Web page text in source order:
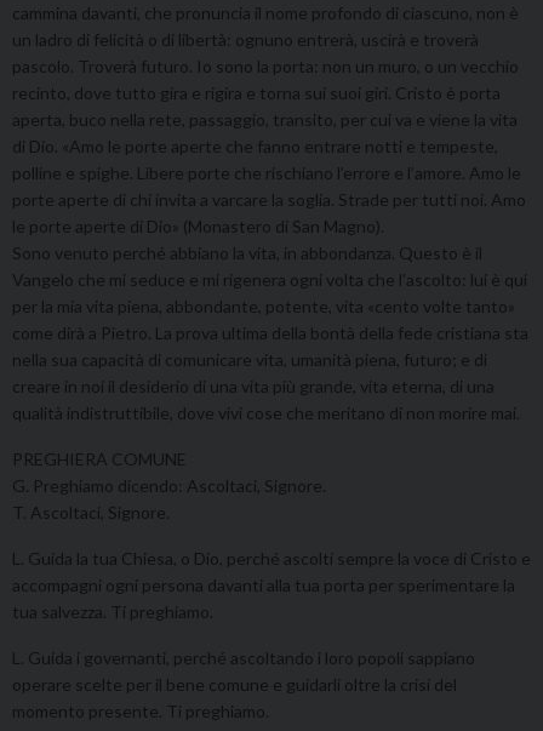
cammina davanti, che pronuncia il nome profondo di ciascuno, non è
un ladro di felicità o di libertà: ognuno entrerà, uscirà e troverà
pascolo. Troverà futuro. Io sono la porta: non un muro, o un vecchio
recinto, dove tutto gira e rigira e torna sui suoi giri. Cristo è porta
aperta, buco nella rete, passaggio, transito, per cui va e viene la vita
di Dio. «Amo le porte aperte che fanno entrare notti e tempeste,
polline e spighe. Libere porte che rischiano l’errore e l’amore. Amo le
porte aperte di chi invita a varcare la soglia. Strade per tutti noi. Amo
le porte aperte di Dio» (Monastero di San Magno).
Sono venuto perché abbiano la vita, in abbondanza. Questo è il
Vangelo che mi seduce e mi rigenera ogni volta che l’ascolto: lui è qui
per la mia vita piena, abbondante, potente, vita «cento volte tanto»
come dirà a Pietro. La prova ultima della bontà della fede cristiana sta
nella sua capacità di comunicare vita, umanità piena, futuro; e di
creare in noi il desiderio di una vita più grande, vita eterna, di una
qualità indistruttibile, dove vivi cose che meritano di non morire mai.
PREGHIERA COMUNE
G. Preghiamo dicendo: Ascoltaci, Signore.
T. Ascoltaci, Signore.
L. Guida la tua Chiesa, o Dio, perché ascolti sempre la voce di Cristo e
accompagni ogni persona davanti alla tua porta per sperimentare la
tua salvezza. Ti preghiamo.
L. Guida i governanti, perché ascoltando i loro popoli sappiano
operare scelte per il bene comune e guidarli oltre la crisi del
momento presente. Ti preghiamo.